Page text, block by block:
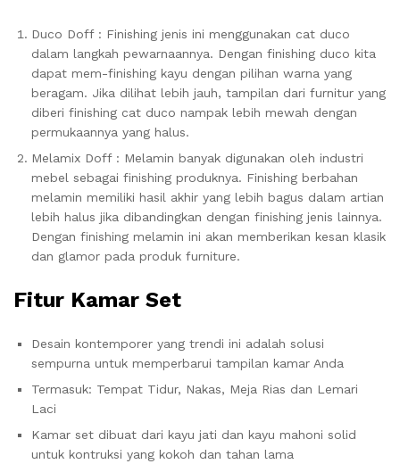
Duco Doff : Finishing jenis ini menggunakan cat duco
dalam langkah pewarnaannya. Dengan finishing duco kita
dapat mem-finishing kayu dengan pilihan warna yang
beragam. Jika dilihat lebih jauh, tampilan dari furnitur yang
diberi finishing cat duco nampak lebih mewah dengan
permukaannya yang halus.
Melamix Doff : Melamin banyak digunakan oleh industri
mebel sebagai finishing produknya. Finishing berbahan
melamin memiliki hasil akhir yang lebih bagus dalam artian
lebih halus jika dibandingkan dengan finishing jenis lainnya.
Dengan finishing melamin ini akan memberikan kesan klasik
dan glamor pada produk furniture.
Fitur Kamar Set
Desain kontemporer yang trendi ini adalah solusi
sempurna untuk memperbarui tampilan kamar Anda
Termasuk: Tempat Tidur, Nakas, Meja Rias dan Lemari
Laci
Kamar set dibuat dari kayu jati dan kayu mahoni solid
untuk kontruksi yang kokoh dan tahan lama